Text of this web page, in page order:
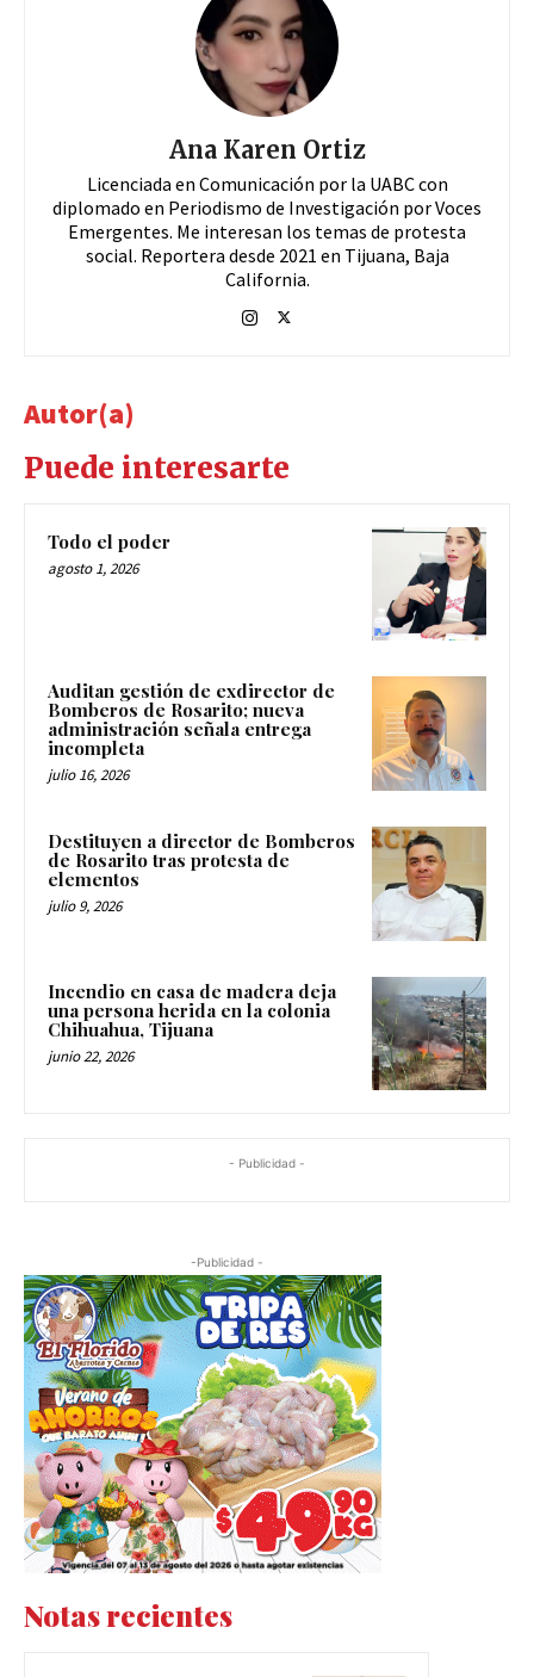
Ana Karen Ortiz
Licenciada en Comunicación por la UABC con
diplomado en Periodismo de Investigación por Voces
Emergentes. Me interesan los temas de protesta
social. Reportera desde 2021 en Tijuana, Baja
California.
Autor(a)
Puede interesarte
Todo el poder
agosto 1, 2026
Auditan gestión de exdirector de
Bomberos de Rosarito; nueva
administración señala entrega
incompleta
julio 16, 2026
Destituyen a director de Bomberos
de Rosarito tras protesta de
elementos
julio 9, 2026
Incendio en casa de madera deja
una persona herida en la colonia
Chihuahua, Tijuana
junio 22, 2026
- Publicidad -
-Publicidad -
Notas recientes